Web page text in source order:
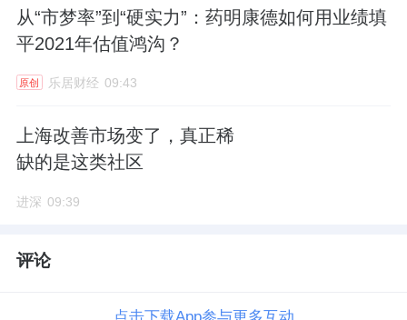
从“市梦率”到“硬实力”：药明康德如何用业绩填
平2021年估值鸿沟？
原创 乐居财经 09:43
上海改善市场变了，真正稀
缺的是这类社区
进深 09:39
评论